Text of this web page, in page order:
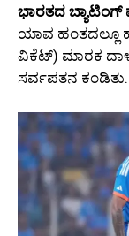
ಭಾರತದ ಬ್ಯಾಟಿಂಗ್
ಯಾವ ಹಂತದಲ್ಲೂ
ವಿಕೆಟ್) ಮಾರಕ
ಸರ್ವಪತನ ಕಂಡಿತು.